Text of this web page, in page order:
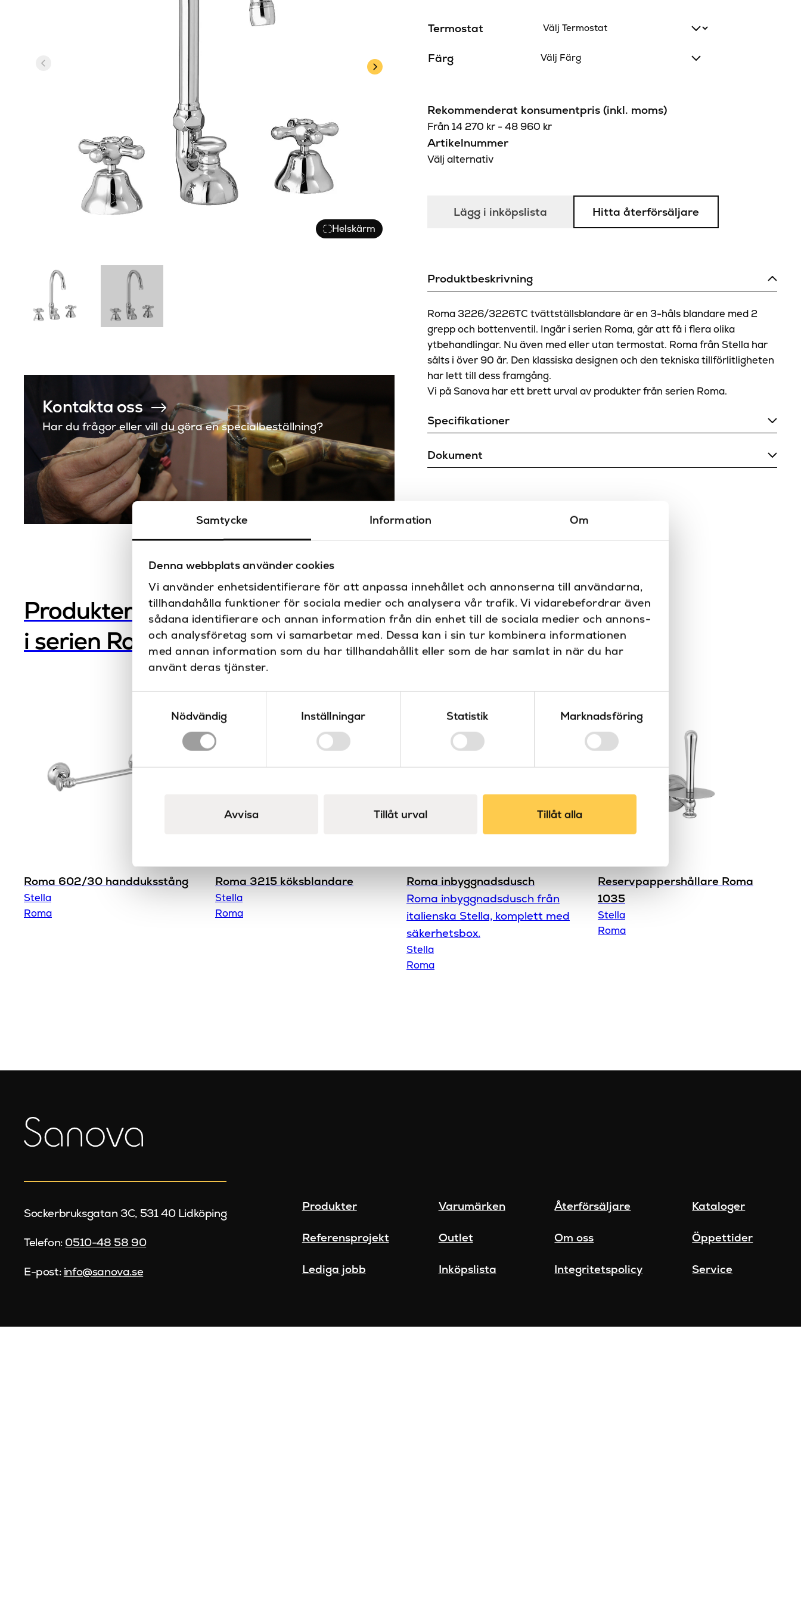
Samtycke Information Om
Denna webbplats använder cookies
Vi använder enhetsidentifierare för att anpassa innehållet och annonserna till användarna,
tillhandahålla funktioner för sociala medier och analysera vår trafik. Vi vidarebefordrar även
sådana identifierare och annan information från din enhet till de sociala medier och annons-
och analysföretag som vi samarbetar med. Dessa kan i sin tur kombinera informationen
med annan information som du har tillhandahållit eller som de har samlat in när du har
använt deras tjänster.
Nödvändig
Inställningar Statistik Marknadsföring
Avvisa Tillåt urval Tillåt alla
Helskärm
Kontakta oss
Har du frågor eller vill du göra en specialbeställning?
Termostat
Färg
Välj Färg
Rekommenderat konsumentpris (inkl. moms)
Från14 270 kr -48 960 kr
Artikelnummer
Välj alternativ
Lägg i inköpslista Hitta återförsäljare
Produktbeskrivning
Roma 3226/3226TC tvättställsblandare är en 3-håls blandare med 2
grepp och bottenventil. Ingår i serien Roma, går att få i flera olika
ytbehandlingar. Nu även med eller utan termostat. Roma från Stella har
sålts i över 90 år. Den klassiska designen och den tekniska tillförlitligheten
har lett till dess framgång.
Vi på Sanova har ett brett urval av produkter från serien Roma.
Specifikationer
Bredd (mm)
190-250
Matt nickel, Matt svart, Mörk brons, Nickel,
Nickel PVD, Rosé guld
Höjd till piputsprång
200 mm
Maxtryck
10 bar
Piputsprång
130 mm
Produkttyp
Tvättställsblandare
Varumärke
Stella
Dokument
Produkter
i serien Roma
Roma 602/30 handduksstång
Stella
Roma
Roma 3215 köksblandare
Stella
Roma
Roma inbyggnadsdusch
Roma inbyggnadsdusch från
italienska Stella, komplett med
säkerhetsbox.
Stella
Roma
Reservpappershållare Roma
1035
Stella
Roma
Sockerbruksgatan 3C, 531 40 Lidköping
Telefon: 0510-48 58 90
E-post: info@sanova.se
Produkter Varumärken Återförsäljare Kataloger
Referensprojekt Outlet Om oss Öppettider
Lediga jobb Inköpslista Integritetspolicy Service